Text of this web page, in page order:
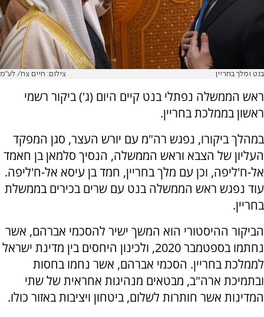
בנט ומלך בחריין צילום: חיים צח/ לע"מ
ראש הממשלה נפתלי בנט קיים היום (ג') ביקור רשמי
ראשון בממלכת בחריין.
במהלך ביקורו, נפגש רה"מ עם יורש העצר, סגן המפקד
העליון של הצבא וראש הממשלה, הנסיך סלמאן בן חאמד
אל-ח'ליפה, וכן עם מלך בחריין, חמד בן עיסא אל-ח'ליפה.
עוד נפגש ראש הממשלה בנט עם שרים בכירים בממשלת
בחריין.
הביקור ההיסטורי הוא המשך ישיר להסכמי אברהם, אשר
נחתמו בספטמבר 2020, ולכינון היחסים בין מדינת ישראל
לממלכת בחריין. הסכמי אברהם, אשר נחמו בחסות
ובתמיכת ארה"ב, מבטאים מנהיגות אחראית של שתי
המדינות אשר חותרות לשלום, ביטחון ויציבות באזור כולו.